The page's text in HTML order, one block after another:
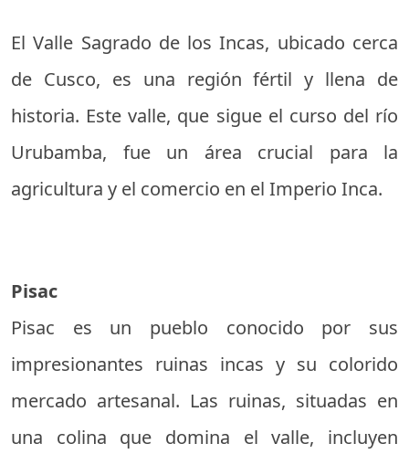
El Valle Sagrado de los Incas, ubicado cerca
de Cusco, es una región fértil y llena de
historia. Este valle, que sigue el curso del río
Urubamba, fue un área crucial para la
agricultura y el comercio en el Imperio Inca.
Pisac
Pisac es un pueblo conocido por sus
impresionantes ruinas incas y su colorido
mercado artesanal. Las ruinas, situadas en
una colina que domina el valle, incluyen